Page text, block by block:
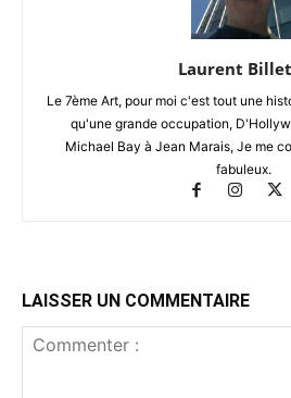
Laurent
Le 7ème Art, pour moi c'est tout une
qu'une grande occupation,
Michael Bay à Jean Marais, Je me
fabuleux.
LAISSER UN COMMENTAIRE